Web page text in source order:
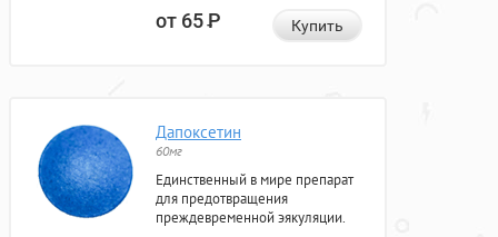
от 65Р Купить
Дапоксетин
60мг
Единственный в мире препарат
для предотвращения
преждевременной эякуляции.